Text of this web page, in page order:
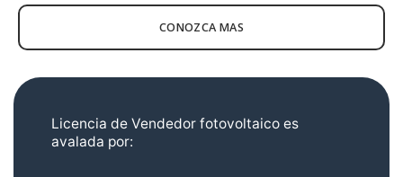
CONOZCA MAS
Licencia de Vendedor fotovoltaico es
avalada por: